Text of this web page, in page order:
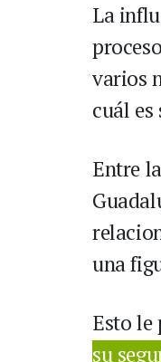
La
varios
cuál es
Entre
una
Esto le
su